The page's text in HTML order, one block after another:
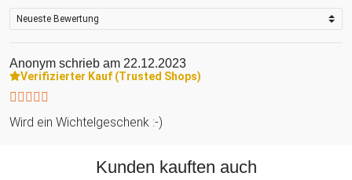
Anonym schrieb am 22.12.2023
Verifizierter Kauf (Trusted Shops)
Wird ein Wichtelgeschenk :-)
Kunden kauften auch